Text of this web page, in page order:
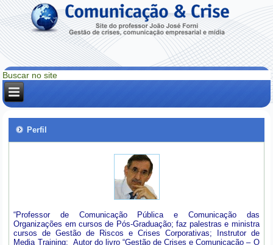
Perfil
“Professor de Comunicação Pública e Comunicação das
Organizações em cursos de Pós-Graduação; faz palestras e ministra
cursos de Gestão de Riscos e Crises Corporativas; Instrutor de
Media Training; Autor do livro “Gestão de Crises e Comunicação – O